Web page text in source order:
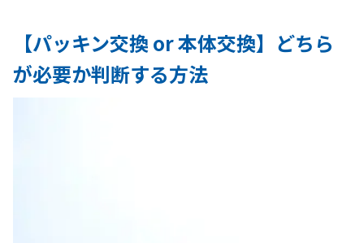
【パッキン交換 or 本体交換】どちら
が必要か判断する方法